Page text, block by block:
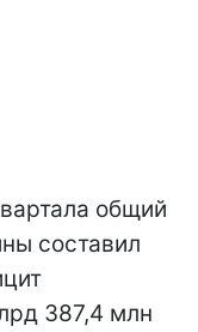
общий
составил
387,4 млн